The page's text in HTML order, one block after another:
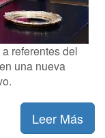
referentes del
una nueva
Leer Más